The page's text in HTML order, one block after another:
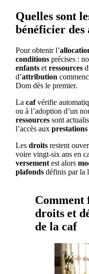
Quelles sont
bénéficier
Pour obtenir l’
conditions précises :
enfants et ressources
d’attribution
Dom dès le premier.
La cafvérifie
ou à l’adoption d’un
ressources sont
l’accès aux prestations
Les droits restent
voire vingt-six ans en
versement est alors
plafonds définis par la
Comment
droits et
de la caf